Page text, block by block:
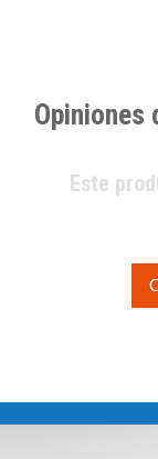
Opiniones
Este